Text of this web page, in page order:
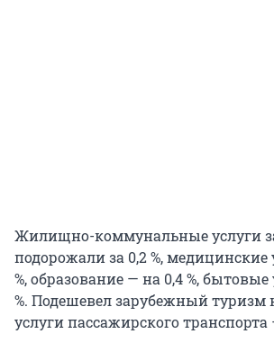
Жилищно-коммунальные услуги
подорожали за 0,2 %, медицинские
%, образование — на 0,4 %,
%. Подешевел зарубежный туризм
услуги пассажирского транспорта